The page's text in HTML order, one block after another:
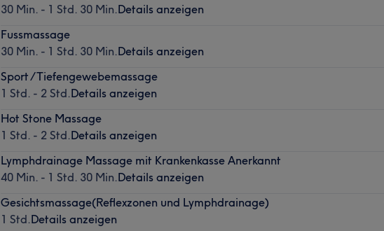
30 Min. - 1 Std. 30 Min.Details anzeigen
Fussmassage
30 Min. - 1 Std. 30 Min.Details anzeigen
Sport /Tiefengewebemassage
1 Std. - 2 Std.Details anzeigen
Hot Stone Massage
1 Std. - 2 Std.Details anzeigen
Lymphdrainage Massage mit Krankenkasse Anerkannt
40 Min. - 1 Std. 30 Min.Details anzeigen
Gesichtsmassage(Reflexzonen und Lymphdrainage)
1 Std.Details anzeigen